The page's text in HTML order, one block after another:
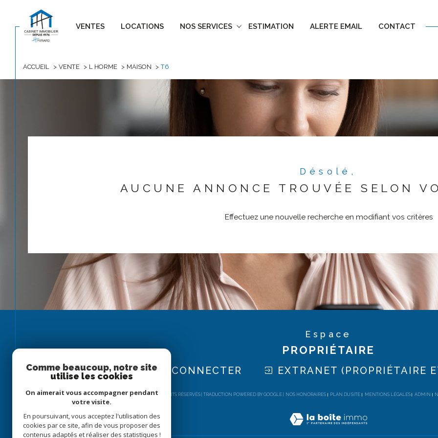
VENTES LOCATIONS
NOS SERVICES
EXPERTISE IMMOBILIÈRE
ESTIMATION ALERTE EMAIL CONTACT
de l'ancien
de l'immo pro
LOUER
à l'année
de l'immo pro
ESTIMER
BUDGET
Maison 42152 - L'Horme 6 Pièces
ACCUEIL VENTE L HORME MAISON T6
Désolé,
AUCUNE ANNONCE TROUVÉE SELON
Effectuez une nouvelle recherche en modifiant vos critères
Espace
PROPRIÉTAIRE
SE CONNECTER EXTRANET (PROPRIÉTAIRE
© 2026 | TOUS DROITS RÉSERVÉS | TRADUCTION POWERED BY GOOGLE | NOS HONORAIRES PLAN DU SITE MENTIONS LÉGALES ADMIN
Comme beaucoup, notre site
utilise les cookies
On aimerait vous accompagner pendant
votre visite.
En poursuivant, vous acceptez l'utilisation des
cookies par ce site, afin de vous proposer des
contenus adaptés et réaliser des statistiques !